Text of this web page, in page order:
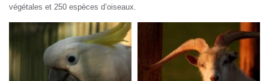
végétales et 250 espèces d’oiseaux.